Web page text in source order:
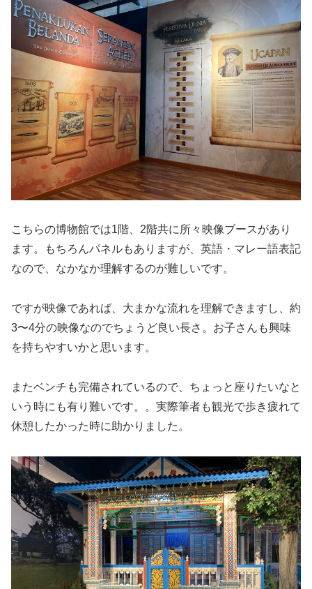
こちらの博物館では1階、2階共に所々映像ブースがあり
ます。もちろんパネルもありますが、英語・マレー語表記
なので、なかなか理解するのが難しいです。
ですが映像であれば、大まかな流れを理解できますし、約
3〜4分の映像なのでちょうど良い長さ。お子さんも興味
を持ちやすいかと思います。
またベンチも完備されているので、ちょっと座りたいなと
いう時にも有り難いです。。実際筆者も観光で歩き疲れて
休憩したかった時に助かりました。